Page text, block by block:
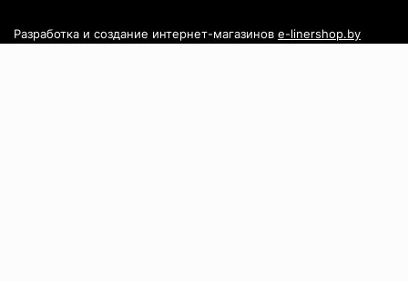
Разработка и создание интернет-магазинов e-linershop.by